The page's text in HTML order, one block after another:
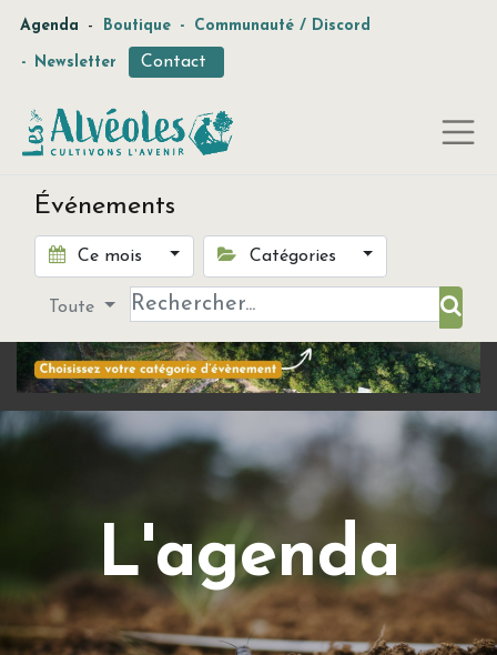
Agenda - Boutique - Communauté / Discord
- Newsletter Contact
Événements
Ce mois Catégories
Toute
L'agenda